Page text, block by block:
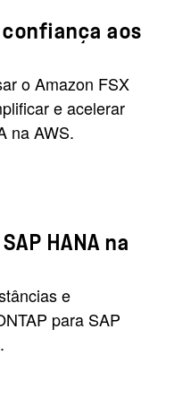
aos
o Amazon FSX
e acelerar
na AWS.
HANA na
e
para SAP